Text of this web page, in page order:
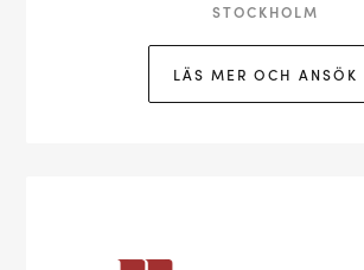
STOCKHOLM
LÄS MER OCH ANSÖK